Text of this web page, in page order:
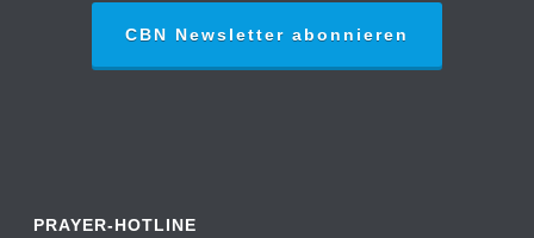
CBN Newsletter abonnieren
PRAYER-HOTLINE